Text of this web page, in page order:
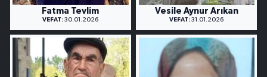
Fatma Tevlim
VEFAT: 30.01.2026
Vesile Aynur Arıkan
VEFAT: 31.01.2026